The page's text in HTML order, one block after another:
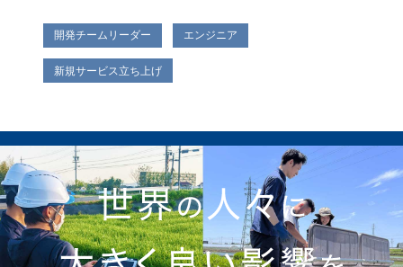
開発チームリーダー エンジニア
新規サービス立ち上げ